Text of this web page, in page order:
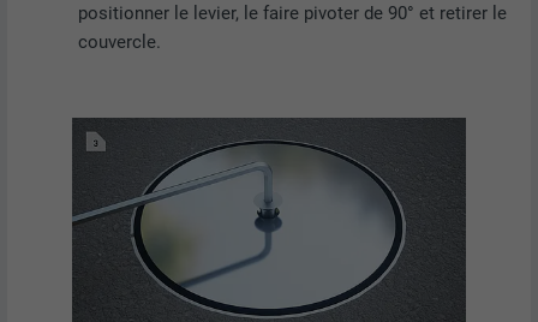
positionner le levier, le faire pivoter de 90° et retirer le
couvercle.